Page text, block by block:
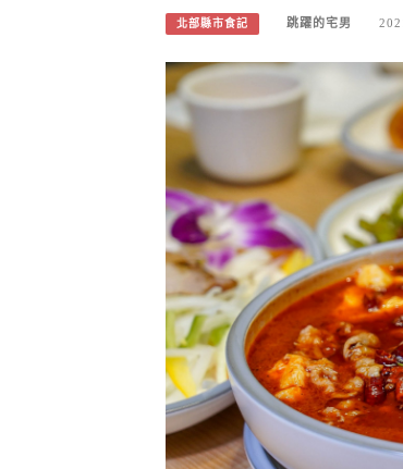
北部縣市食記 跳躍的宅男